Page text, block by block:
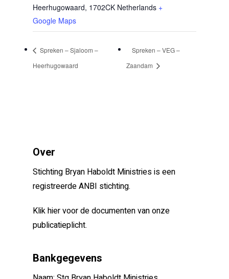
Heerhugowaard, 1702CK Netherlands +
Google Maps
Spreken – Sjaloom –
Heerhugowaard
Spreken – VEG –
Zaandam
Over
Stichting Bryan Haboldt Ministries is een
registreerde ANBI stichting.
Klik hier voor de documenten van onze
publicatieplicht.
Bankgegevens